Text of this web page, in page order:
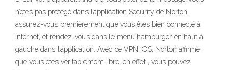
n’êtes pas protégé dans l’application Security de Norton,
assurez-vous premièrement que vous êtes bien connecté à
Internet, et rendez-vous dans le menu hamburger en haut à
gauche dans l’application. Avec ce VPN iOS, Norton affirme
que vous êtes véritablement libre, en effet , vous pouvez